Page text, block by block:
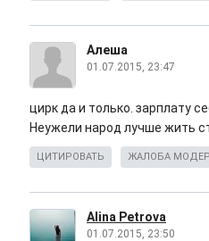
Алеша
01.07.2015, 23:47
цирк да и только. зарплату
Неужели народ лучше жить
ЦИТИРОВАТЬ ЖАЛОБА
Alina Petrova
01.07.2015, 23:50